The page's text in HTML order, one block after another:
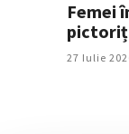
Femei
27 Iulie